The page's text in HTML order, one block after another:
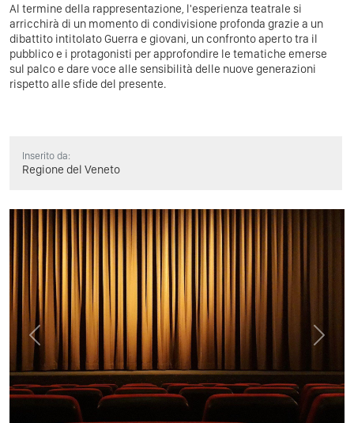
Al termine della rappresentazione, l'esperienza teatrale si
arricchirà di un momento di condivisione profonda grazie a un
dibattito intitolato Guerra e giovani, un confronto aperto tra il
pubblico e i protagonisti per approfondire le tematiche emerse
sul palco e dare voce alle sensibilità delle nuove generazioni
rispetto alle sfide del presente.
Inserito da:
Regione del Veneto
Previous Next